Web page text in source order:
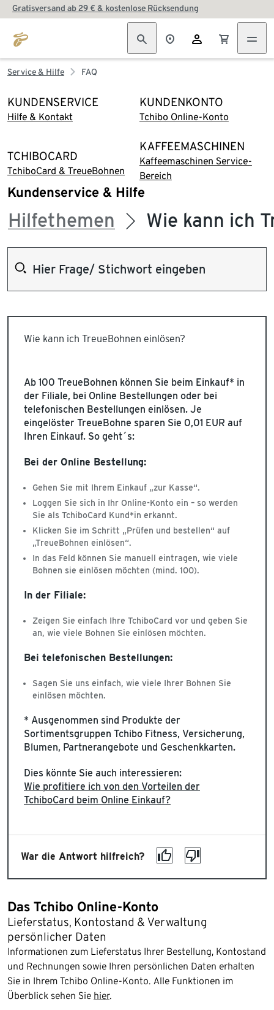
Gratisversand ab 29 € & kostenlose Rücksendung
Service & Hilfe FAQ
KUNDENSERVICE
Hilfe & Kontakt
KUNDENKONTO
Tchibo Online-Konto
TCHIBOCARD
TchiboCard & TreueBohnen
KAFFEEMASCHINEN
Kaffeemaschinen Service-
Bereich
Kundenservice & Hilfe
Hilfethemen Wie kann ich
Wie kann ich TreueBohnen einlösen?
Ab 100 TreueBohnen können Sie beim Einkauf* in
der Filiale, bei Online Bestellungen oder bei
telefonischen Bestellungen einlösen. Je
eingelöster TreueBohne sparen Sie 0,01 EUR auf
Ihren Einkauf. So geht´s:
Bei der Online Bestellung:
Gehen Sie mit Ihrem Einkauf „zur Kasse“.
Loggen Sie sich in Ihr Online-Konto ein – so werden
Sie als TchiboCard Kund*in erkannt.
Klicken Sie im Schritt „Prüfen und bestellen“ auf
„TreueBohnen einlösen“.
In das Feld können Sie manuell eintragen, wie viele
Bohnen sie einlösen möchten (mind. 100).
In der Filiale:
Zeigen Sie einfach Ihre TchiboCard vor und geben Sie
an, wie viele Bohnen Sie einlösen möchten.
Bei telefonischen Bestellungen:
Sagen Sie uns einfach, wie viele Ihrer Bohnen Sie
einlösen möchten.
* Ausgenommen sind Produkte der
Sortimentsgruppen Tchibo Fitness, Versicherung,
Blumen, Partnerangebote und Geschenkkarten.
Dies könnte Sie auch interessieren:
Wie profitiere ich von den Vorteilen der
TchiboCard beim Online Einkauf?
War die Antwort hilfreich?
Das Tchibo Online-Konto
Lieferstatus, Kontostand & Verwaltung
persönlicher Daten
Informationen zum Lieferstatus Ihrer Bestellung, Kontostand
und Rechnungen sowie Ihren persönlichen Daten erhalten
Sie in Ihrem Tchibo Online-Konto. Alle Funktionen im
Überblick sehen Sie hier.